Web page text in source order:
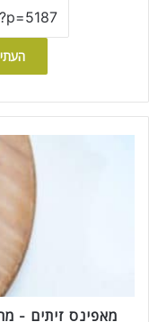
מאפינס זיתים -